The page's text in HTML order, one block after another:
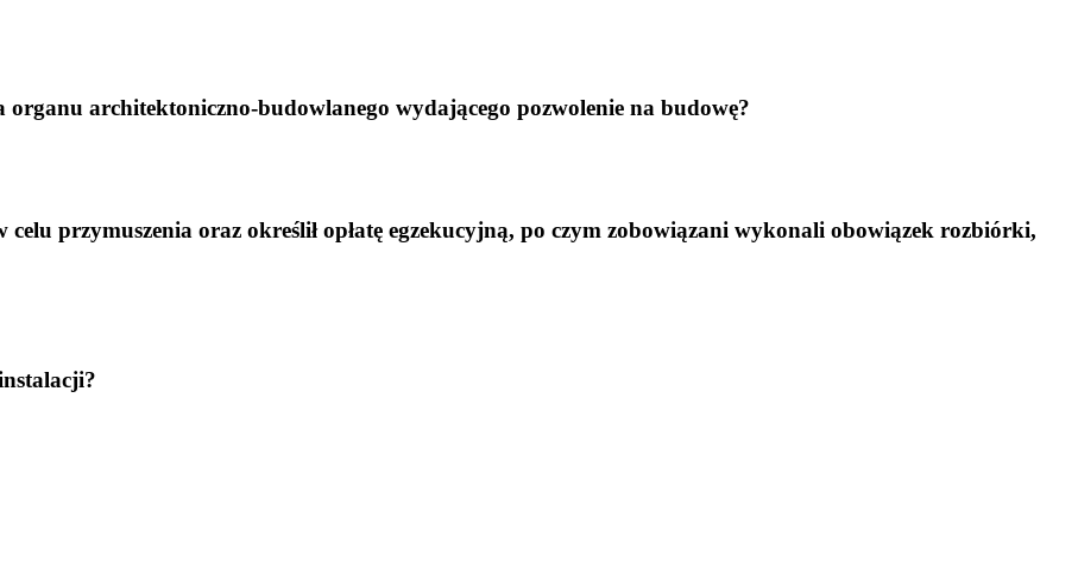
architektoniczno-budowlanego wydającego pozwolenie na budowę?
przymuszenia oraz określił opłatę egzekucyjną, po czym zobowiązani wykonali obowiązek rozbiórki,